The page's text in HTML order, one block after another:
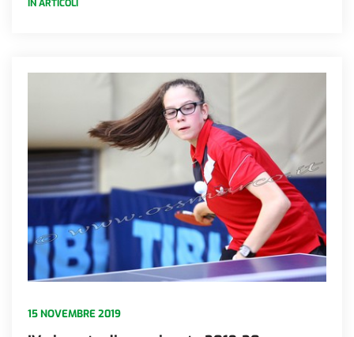
IN ARTICOLI
15 NOVEMBRE 2019